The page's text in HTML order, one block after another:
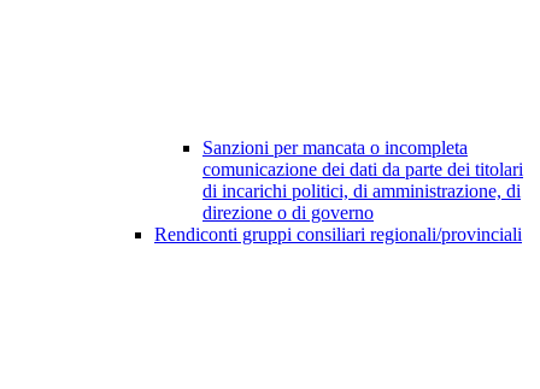
Sanzioni per mancata o incompleta
comunicazione dei dati da parte dei titolari
di incarichi politici, di amministrazione, di
direzione o di governo
Rendiconti gruppi consiliari regionali/provinciali